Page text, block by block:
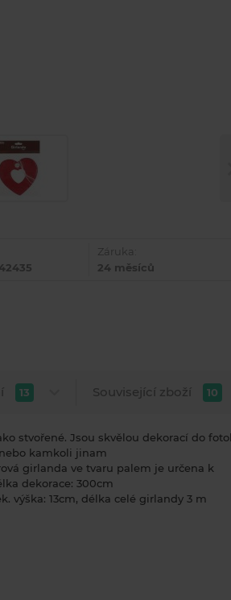
Záruka:
24 měsíců
13 Související zboží 10
stvořené. Jsou skvělou dekorací do
kamkoli jinam
girlanda ve tvaru palem je určena k
dekorace: 300cm
výška: 13cm, délka celé girlandy 3 m